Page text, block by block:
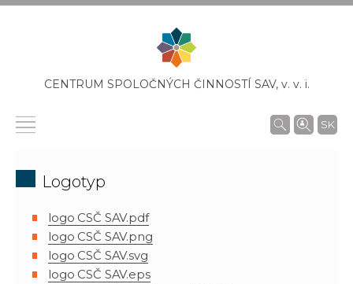
CENTRUM SPOLOČNÝCH ČINNOSTÍ SAV, v. v. i.
SK
Logotyp
logo CSČ SAV.pdf
logo CSČ SAV.png
logo CSČ SAV.svg
logo CSČ SAV.eps